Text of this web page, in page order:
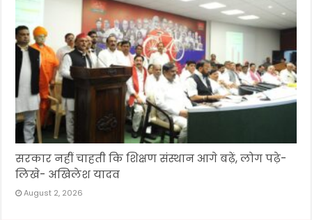
सरकार नहीं चाहती कि शिक्षण संस्थान आगे बढ़ें, लोग पढ़े-
लिखे- अखिलेश यादव
August 2, 2026